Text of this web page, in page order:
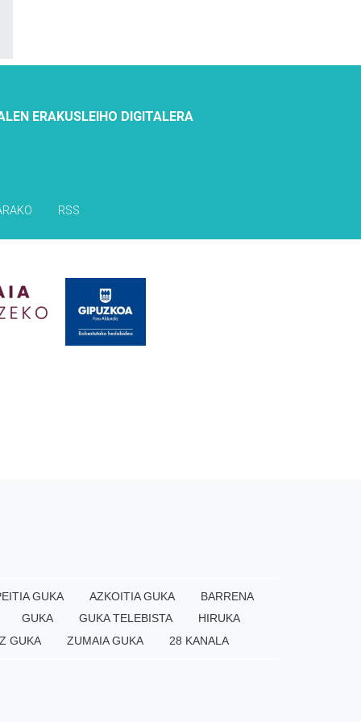
ERAKUSLEIHO DIGITALERA
RSS
GUKA AZKOITIA GUKA
BARRENA
GUKA
GUKA TELEBISTA
HIRUKA
GUKA
ZUMAIA GUKA 28 KANALA